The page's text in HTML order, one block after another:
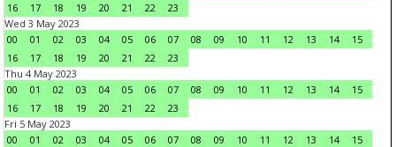
16
17 18 19 20 21 22
23
Wed 3 May 2023
00
01 02 03 04 05 06 07 08 09 10 11 12 13 14
15
16
17 18 19 20 21 22
23
Thu 4 May 2023
00
01 02 03 04 05 06 07 08 09 10 11 12 13 14
15
16
17 18 19 20 21 22
23
Fri 5 May 2023
00
01 02 03 04 05 06 07 08 09 10 11 12 13 14
15